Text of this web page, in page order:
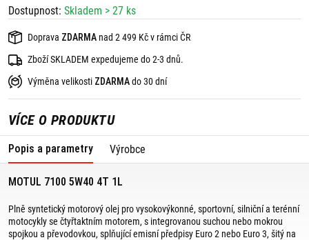
Dostupnost: Skladem > 27 ks
Doprava ZDARMA nad 2 499 Kč v rámci ČR
Zboží SKLADEM expedujeme do 2-3 dnů.
Výměna velikosti ZDARMAdo 30 dní
VÍCE O PRODUKTU
Popis a parametry Výrobce
MOTUL 7100 5W40 4T 1L
Plně syntetický motorový olej pro vysokovýkonné, sportovní, silniční a terénní
motocykly se čtyřtaktním motorem, s integrovanou suchou nebo mokrou
spojkou a převodovkou, splňující emisní předpisy Euro 2 nebo Euro 3, šitý na